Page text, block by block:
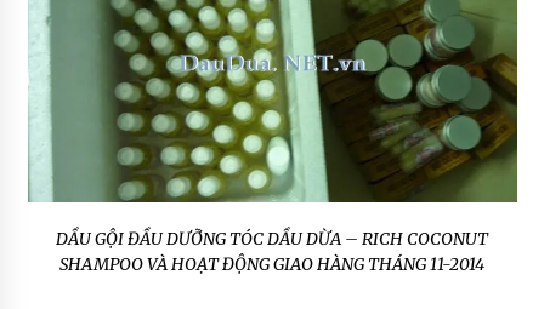
DẦU GỘI ĐẦU DƯỠNG TÓC DẦU DỪA – RICH COCONUT
SHAMPOO VÀ HOẠT ĐỘNG GIAO HÀNG THÁNG 11-2014